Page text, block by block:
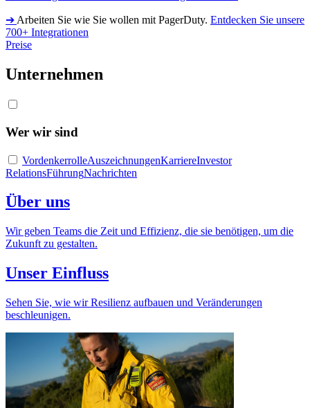
➔ Arbeiten Sie wie Sie wollen mit PagerDuty. Entdecken Sie unsere
700+ Integrationen
Preise
Unternehmen
Wer wir sind
VordenkerrolleAuszeichnungenKarriereInvestor
RelationsFührungNachrichten
Über uns
Wir geben Teams die Zeit und Effizienz, die sie benötigen, um die
Zukunft zu gestalten.
Unser Einfluss
Sehen Sie, wie wir Resilienz aufbauen und Veränderungen
beschleunigen.